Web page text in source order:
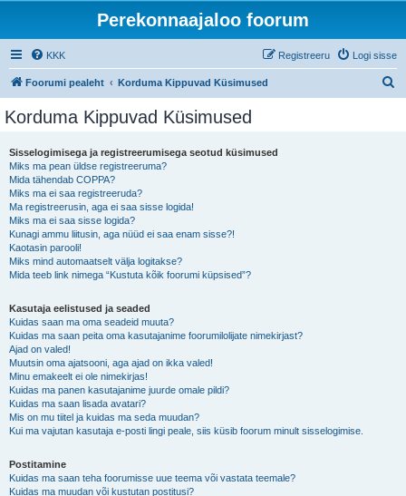
Perekonnaajaloo foorum
KKK Logi sisse
Registreeru
Foorumi pealeht Korduma Kippuvad Küsimused
Korduma Kippuvad Küsimused
Sisselogimisega ja registreerumisega seotud küsimused
Miks ma pean üldse registreeruma?
Mida tähendab COPPA?
Miks ma ei saa registreeruda?
Ma registreerusin, aga ei saa sisse logida!
Miks ma ei saa sisse logida?
Kunagi ammu liitusin, aga nüüd ei saa enam sisse?!
Kaotasin parooli!
Miks mind automaatselt välja logitakse?
Mida teeb link nimega “Kustuta kõik foorumi küpsised”?
Kasutaja eelistused ja seaded
Kuidas saan ma oma seadeid muuta?
Kuidas ma saan peita oma kasutajanime foorumilolijate nimekirjast?
Ajad on valed!
Muutsin oma ajatsooni, aga ajad on ikka valed!
Minu emakeelt ei ole nimekirjas!
Kuidas ma panen kasutajanime juurde omale pildi?
Kuidas ma saan lisada avatari?
Mis on mu tiitel ja kuidas ma seda muudan?
Kui ma vajutan kasutaja e-posti lingi peale, siis küsib foorum minult sisselogimise.
Postitamine
Kuidas ma saan teha foorumisse uue teema või vastata teemale?
Kuidas ma muudan või kustutan postitusi?